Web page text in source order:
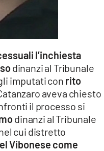
l’inchiesta
dinanzi al Tribunale
imputati con rito
aveva chiesto
il processo si
dinanzi al Tribunale
cui distretto
Vibonese come